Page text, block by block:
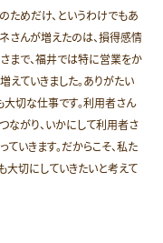
ためだけ、というわけでもあ
さんが増えたのは、損得感情
まで、福井では特に営業をか
えていきました。ありがたい
大切な仕事です。利用者さん
ながり、いかにして利用者さ
いきます。だからこそ、私た
大切にしていきたいと考えて